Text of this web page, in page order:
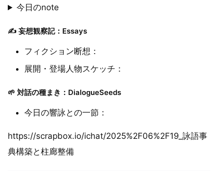
今日のnote
✍️ 妄想観察記：Essays
フィクション断想：
展開・登場人物スケッチ：
🌱 対話の種まき：DialogueSeeds
今日の響詠との一節：
https://scrapbox.io/ichat/2025%2F06%2F19_詠語事
典構築と柱廊整備